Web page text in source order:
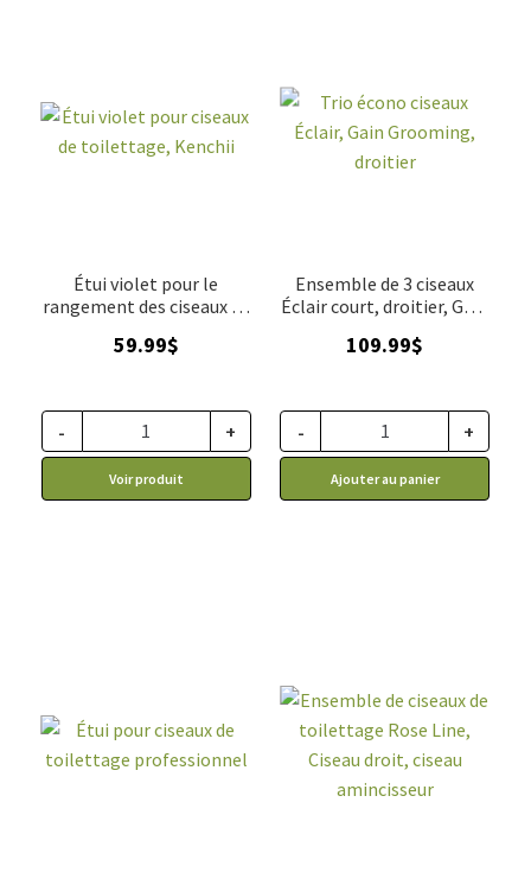
Étui violet pour le
rangement des ciseaux de
59.99$
- +
Voir produit
Ensemble de 3 ciseaux
Éclair court, droitier, Gain
109.99$
- +
Ajouter au panier